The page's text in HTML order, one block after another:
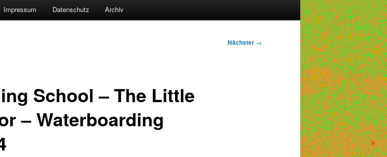
Impressum Datenschutz Archiv
Nächster →
School – The Little
– Waterboarding